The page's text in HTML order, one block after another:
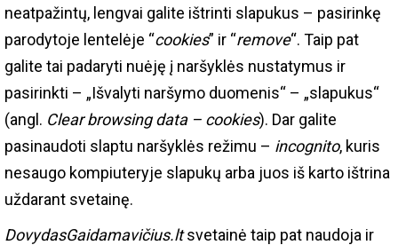
neatpažintų, lengvai galite ištrinti slapukus – pasirinkę
parodytoje lentelėje “cookies” ir “remove“. Taip pat
galite tai padaryti nuėję į naršyklės nustatymus ir
pasirinkti – „Išvalyti naršymo duomenis“ – „slapukus“
(angl. Clear browsing data – cookies). Dar galite
pasinaudoti slaptu naršyklės režimu – incognito, kuris
nesaugo kompiuteryje slapukų arba juos iš karto ištrina
uždarant svetainę.
DovydasGaidamavičius.ltsvetainė taip pat naudoja ir